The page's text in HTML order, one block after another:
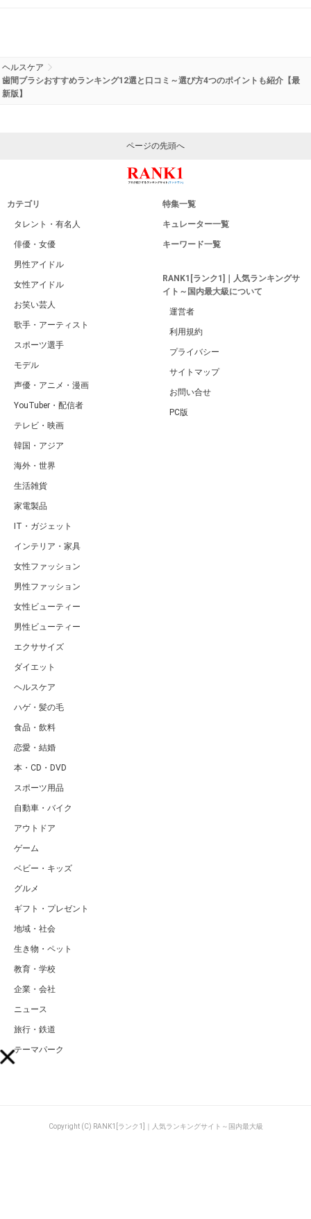
ヘルスケア
歯間ブラシおすすめランキング12選と口コミ～選び方4つのポイントも紹介【最
新版】
ページの先頭へ
カテゴリ
タレント・有名人
俳優・女優
男性アイドル
女性アイドル
お笑い芸人
歌手・アーティスト
スポーツ選手
モデル
声優・アニメ・漫画
YouTuber・配信者
テレビ・映画
韓国・アジア
海外・世界
生活雑貨
家電製品
IT・ガジェット
インテリア・家具
女性ファッション
男性ファッション
女性ビューティー
男性ビューティー
エクササイズ
ダイエット
ヘルスケア
ハゲ・髪の毛
食品・飲料
恋愛・結婚
本・CD・DVD
スポーツ用品
自動車・バイク
アウトドア
ゲーム
ベビー・キッズ
グルメ
ギフト・プレゼント
地域・社会
生き物・ペット
教育・学校
企業・会社
ニュース
旅行・鉄道
テーマパーク
特集一覧
キュレーター一覧
キーワード一覧
RANK1[ランク1]｜人気ランキングサ
イト～国内最大級について
運営者
利用規約
プライバシー
サイトマップ
お問い合せ
PC版
Copyright (C) RANK1[ランク1]｜人気ランキングサイト～国内最大級